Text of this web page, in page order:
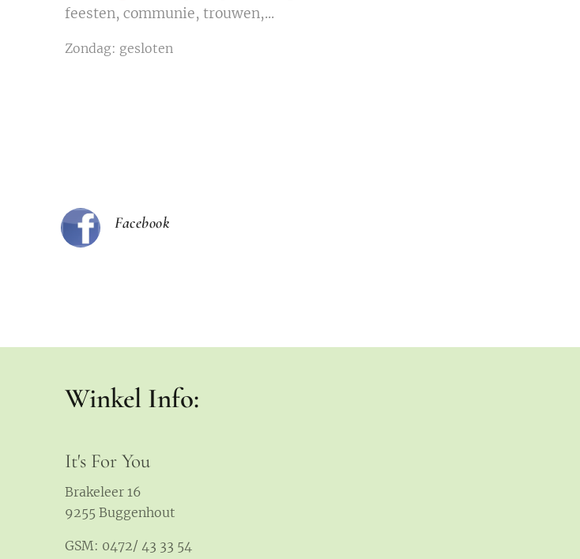
feesten, communie, trouwen,...
Zondag: gesloten
Facebook
Winkel Info:
It's For You
Brakeleer 16
9255 Buggenhout
GSM: 0472/ 43 33 54